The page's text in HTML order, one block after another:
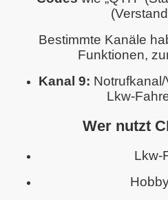
Bestimmte Kanäle
Funktionen,
Kanal 9:
Lkw-
Wer nutzt
Lkw-